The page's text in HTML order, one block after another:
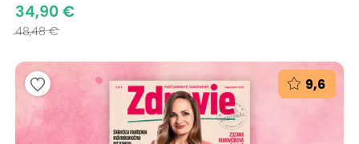
34,90 €
48,48 €
9,6